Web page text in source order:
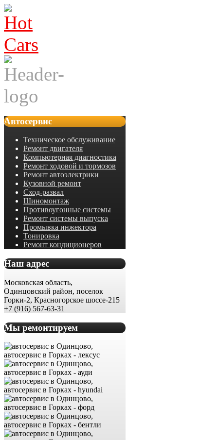
Автосервис
Техническое обслуживание
Ремонт двигателя
Компьютерная диагностика
Ремонт ходовой и тормозов
Ремонт автоэлектрики
Кузовной ремонт
Сход-развал
Шиномонтаж
Противоугонные системы
Ремонт системы выпуска
Промывка инжектора
Тонировка
Ремонт кондиционеров
Наш адрес
Московская область,
Одинцовский район, поселок
Горки-2, Красногорское шоссе-215
+7 (916) 567-63-31
Мы ремонтируем